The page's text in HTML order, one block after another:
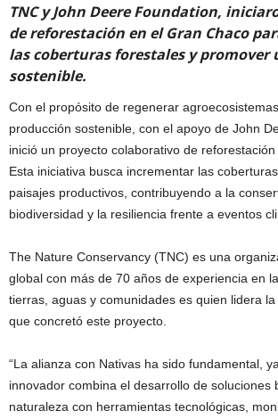
TNC y John Deere Foundation,
de reforestación en el Gran Chaco
las coberturas forestales y promover
sostenible.
Con el propósito de regenerar
producción sostenible, con el apoyo de John
inició un proyecto colaborativo de reforestación
Esta iniciativa busca incrementar las
paisajes productivos, contribuyendo a la
biodiversidad y la resiliencia frente a eventos
The Nature Conservancy (TNC) es una
global con más de 70 años de experiencia en
tierras, aguas y comunidades es quien lidera
que concretó este proyecto.
“La alianza con Nativas ha sido fundamental,
innovador combina el desarrollo de soluciones
naturaleza con herramientas tecnológicas,